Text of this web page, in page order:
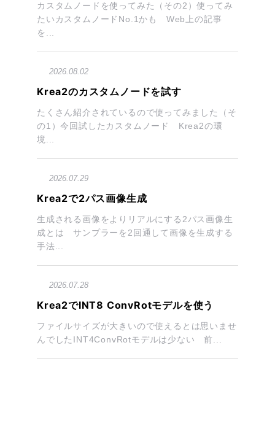
カスタムノードを使ってみた（その2）使ってみ
たいカスタムノードNo.1かも Web上の記事
を...
2026.08.02
Krea2のカスタムノードを試す
たくさん紹介されているので使ってみました（そ
の1）今回試したカスタムノード Krea2の環
境...
2026.07.29
Krea2で2パス画像生成
生成される画像をよりリアルにする2パス画像生
成とは サンプラーを2回通して画像を生成する
手法...
2026.07.28
Krea2でINT8 ConvRotモデルを使う
ファイルサイズが大きいので使えるとは思いませ
んでしたINT4ConvRotモデルは少ない 前...